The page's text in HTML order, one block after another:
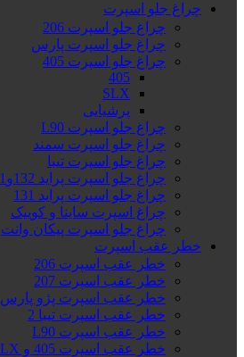
چراغ جلو اسپرت
چراغ جلو اسپرت 206
چراغ جلو اسپرت پارس
چراغ جلو اسپرت 405
405
SLX
پرشیایی
چراغ جلو اسپرت L90
چراغ جلو اسپرت سمند
چراغ جلو اسپرت تیبا
چراغ جلو اسپرت پراید 132و111
چراغ جلو اسپرت پراید 131
چراغ اسپرت ساینا و کوییک
چراغ جلو اسپرت پیکان وانت
خطر عقب اسپرت
خطر عقب اسپرت 206
خطر عقب اسپرت 207
خطر عقب اسپرت پژو پارس
خطر عقب اسپرت تیبا 2
خطر عقب اسپرت L90
خطر عقب اسپرت 405 و SLX